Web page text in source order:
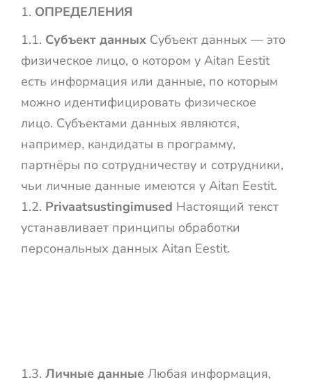
ОПРЕДЕЛЕНИЯ
1.1. Субъект данных Субъект данных — это
физическое лицо, о котором у Aitan Eestit
есть информация или данные, по которым
можно идентифицировать физическое
лицо. Субъектами данных являются,
например, кандидаты в программу,
партнёры по сотрудничеству и сотрудники,
чьи личные данные имеются у Aitan Eestit.
1.2. Privaatsustingimused Настоящий текст
устанавливает принципы обработки
персональных данных Aitan Eestit.
1.3. Личные данные Любая информация,